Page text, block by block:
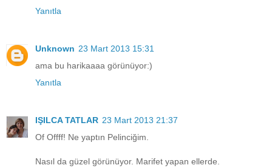
Yanıtla
Unknown 23 Mart 2013 15:31
ama bu harikaaaa görünüyor:)
Yanıtla
IŞILCA TATLAR 23 Mart 2013 21:37
Of Offff! Ne yaptın Pelinciğim.
Nasıl da güzel görünüyor. Marifet yapan ellerde.